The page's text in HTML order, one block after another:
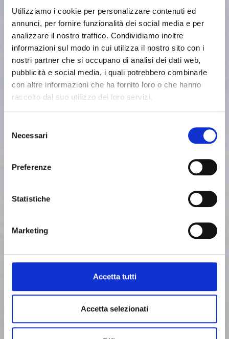
Utilizziamo i cookie per personalizzare contenuti ed
annunci, per fornire funzionalità dei social media e per
analizzare il nostro traffico. Condividiamo inoltre
informazioni sul modo in cui utilizza il nostro sito con i
nostri partner che si occupano di analisi dei dati web,
pubblicità e social media, i quali potrebbero combinarle
con altre informazioni che ha fornito loro o che hanno
raccolto dal suo utilizzo dei loro servizi.
delNecessari
Preferenze
Statistiche
Marketing
Accetta tutti
Accetta selezionati
Laboratory Equipment
VM100
Proudly made by